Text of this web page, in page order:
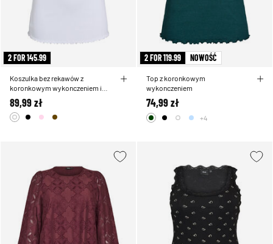
2 FOR 145.99
Koszulka bez rekawów z
koronkowym wykonczeniem i
haftem oczka
89,99 zł
2 FOR 119.99 NOWOŚĆ
Top z koronkowym
wykonczeniem
74,99 zł
+4